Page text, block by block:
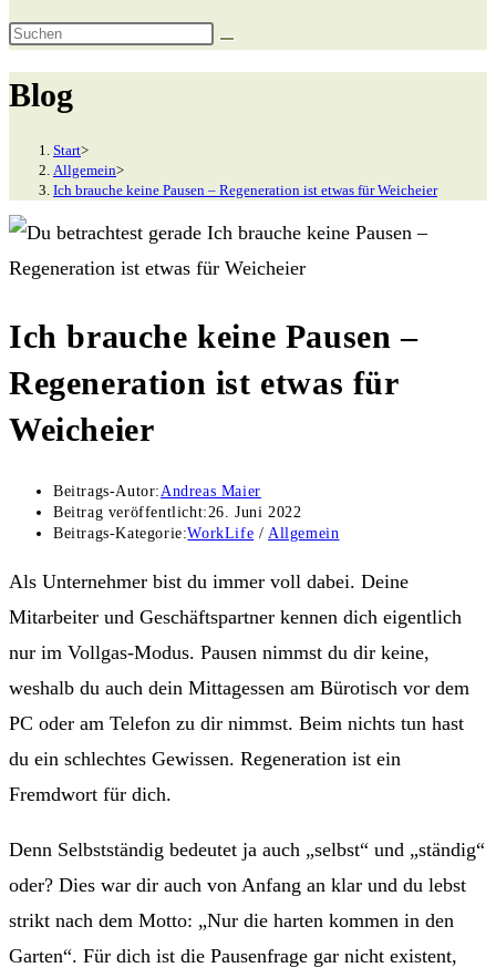
Blog
Start>
Allgemein>
Ich brauche keine Pausen – Regeneration ist etwas für Weicheier
Ich brauche keine Pausen –
Regeneration ist etwas für
Weicheier
Beitrags-Autor: Andreas Maier
Beitrag veröffentlicht: 26. Juni 2022
Beitrags-Kategorie:WorkLife / Allgemein
Als Unternehmer bist du immer voll dabei. Deine
Mitarbeiter und Geschäftspartner kennen dich eigentlich
nur im Vollgas-Modus. Pausen nimmst du dir keine,
weshalb du auch dein Mittagessen am Bürotisch vor dem
PC oder am Telefon zu dir nimmst. Beim nichts tun hast
du ein schlechtes Gewissen. Regeneration ist ein
Fremdwort für dich.
Denn Selbstständig bedeutet ja auch „selbst“ und „ständig“
oder? Dies war dir auch von Anfang an klar und du lebst
strikt nach dem Motto: „Nur die harten kommen in den
Garten“. Für dich ist die Pausenfrage gar nicht existent,